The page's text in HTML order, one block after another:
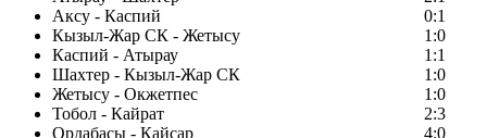
Аксу - Каспий
0:1
Кызыл-Жар СК - Жетысу
1:0
Каспий - Атырау
1:1
Шахтер - Кызыл-Жар СК
1:0
Жетысу - Окжетпес
1:0
Тобол - Кайрат
2:3
Ордабасы - Кайсар
4:0